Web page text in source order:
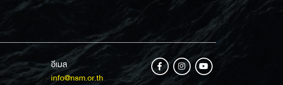
อีเมล
info@nsm.or.th